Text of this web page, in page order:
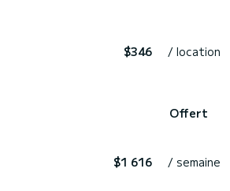
$346 / location
Offert
$1 616 / semaine